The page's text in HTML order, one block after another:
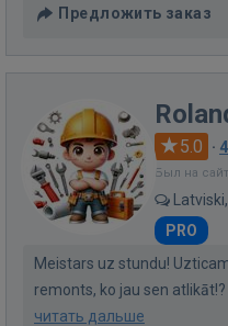
Предложить заказ
5.0 ·
Был на
PRO
Meistars uz stundu!
remonts, ko jau sen atlikāt!?
читать дальше